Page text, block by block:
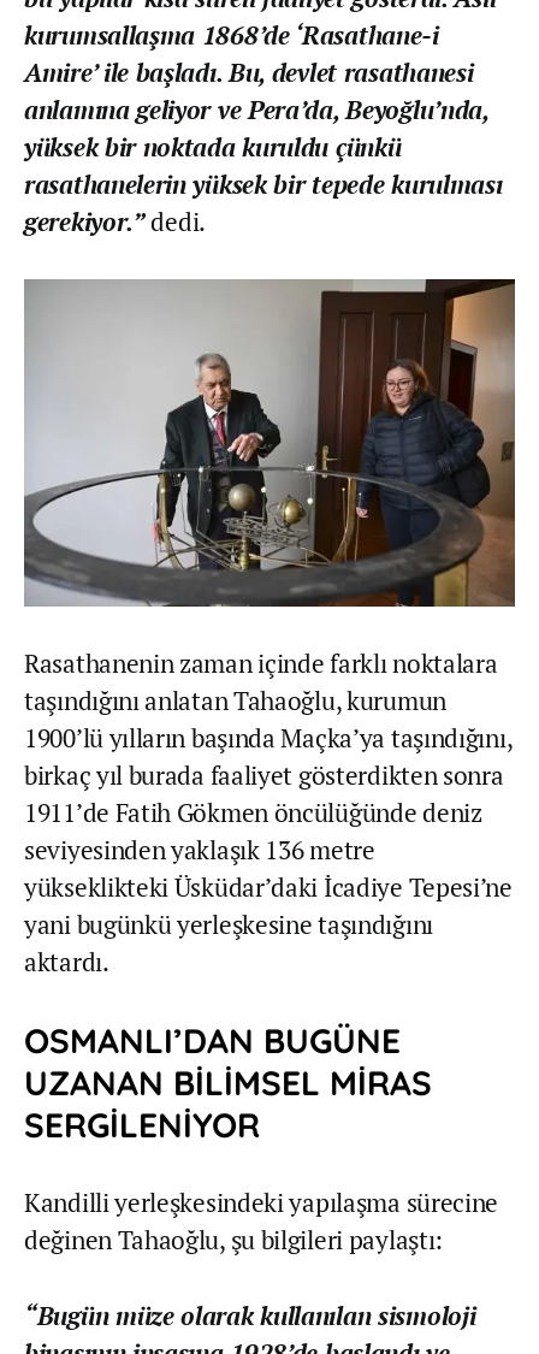
kurumsallaşma 1868’de ‘Rasathane-i
Amire’ ile başladı. Bu, devlet rasathanesi
anlamına geliyor ve Pera’da, Beyoğlu’nda,
yüksek bir noktada kuruldu çünkü
rasathanelerin yüksek bir tepede kurulması
gerekiyor.”dedi.
Rasathanenin zaman içinde farklı noktalara
taşındığını anlatan Tahaoğlu, kurumun
1900’lü yılların başında Maçka’ya taşındığını,
birkaç yıl burada faaliyet gösterdikten sonra
1911’de Fatih Gökmen öncülüğünde deniz
seviyesinden yaklaşık 136 metre
yükseklikteki Üsküdar’daki İcadiye Tepesi’ne
yani bugünkü yerleşkesine taşındığını
aktardı.
OSMANLI’DAN BUGÜNE
UZANAN BİLİMSEL MİRAS
SERGİLENİYOR
Kandilli yerleşkesindeki yapılaşma sürecine
değinen Tahaoğlu, şu bilgileri paylaştı:
“Bugün müze olarak kullanılan sismoloji